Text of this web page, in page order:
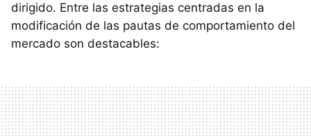
dirigido. Entre las estrategias centradas en la
modificación de las pautas de comportamiento del
mercado son destacables: